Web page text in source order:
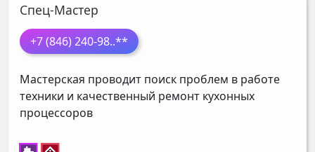
Спец-Мастер
+7 (846) 240-98..**
Мастерская проводит поиск проблем в работе
техники и качественный ремонт кухонных
процессоров